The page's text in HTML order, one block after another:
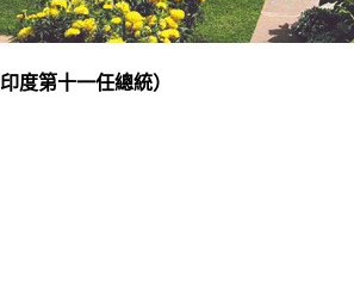
印度第十一任總統）